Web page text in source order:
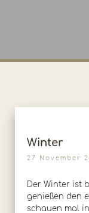
Winter
27 November
Der Winter ist
genießen den
schauen mal